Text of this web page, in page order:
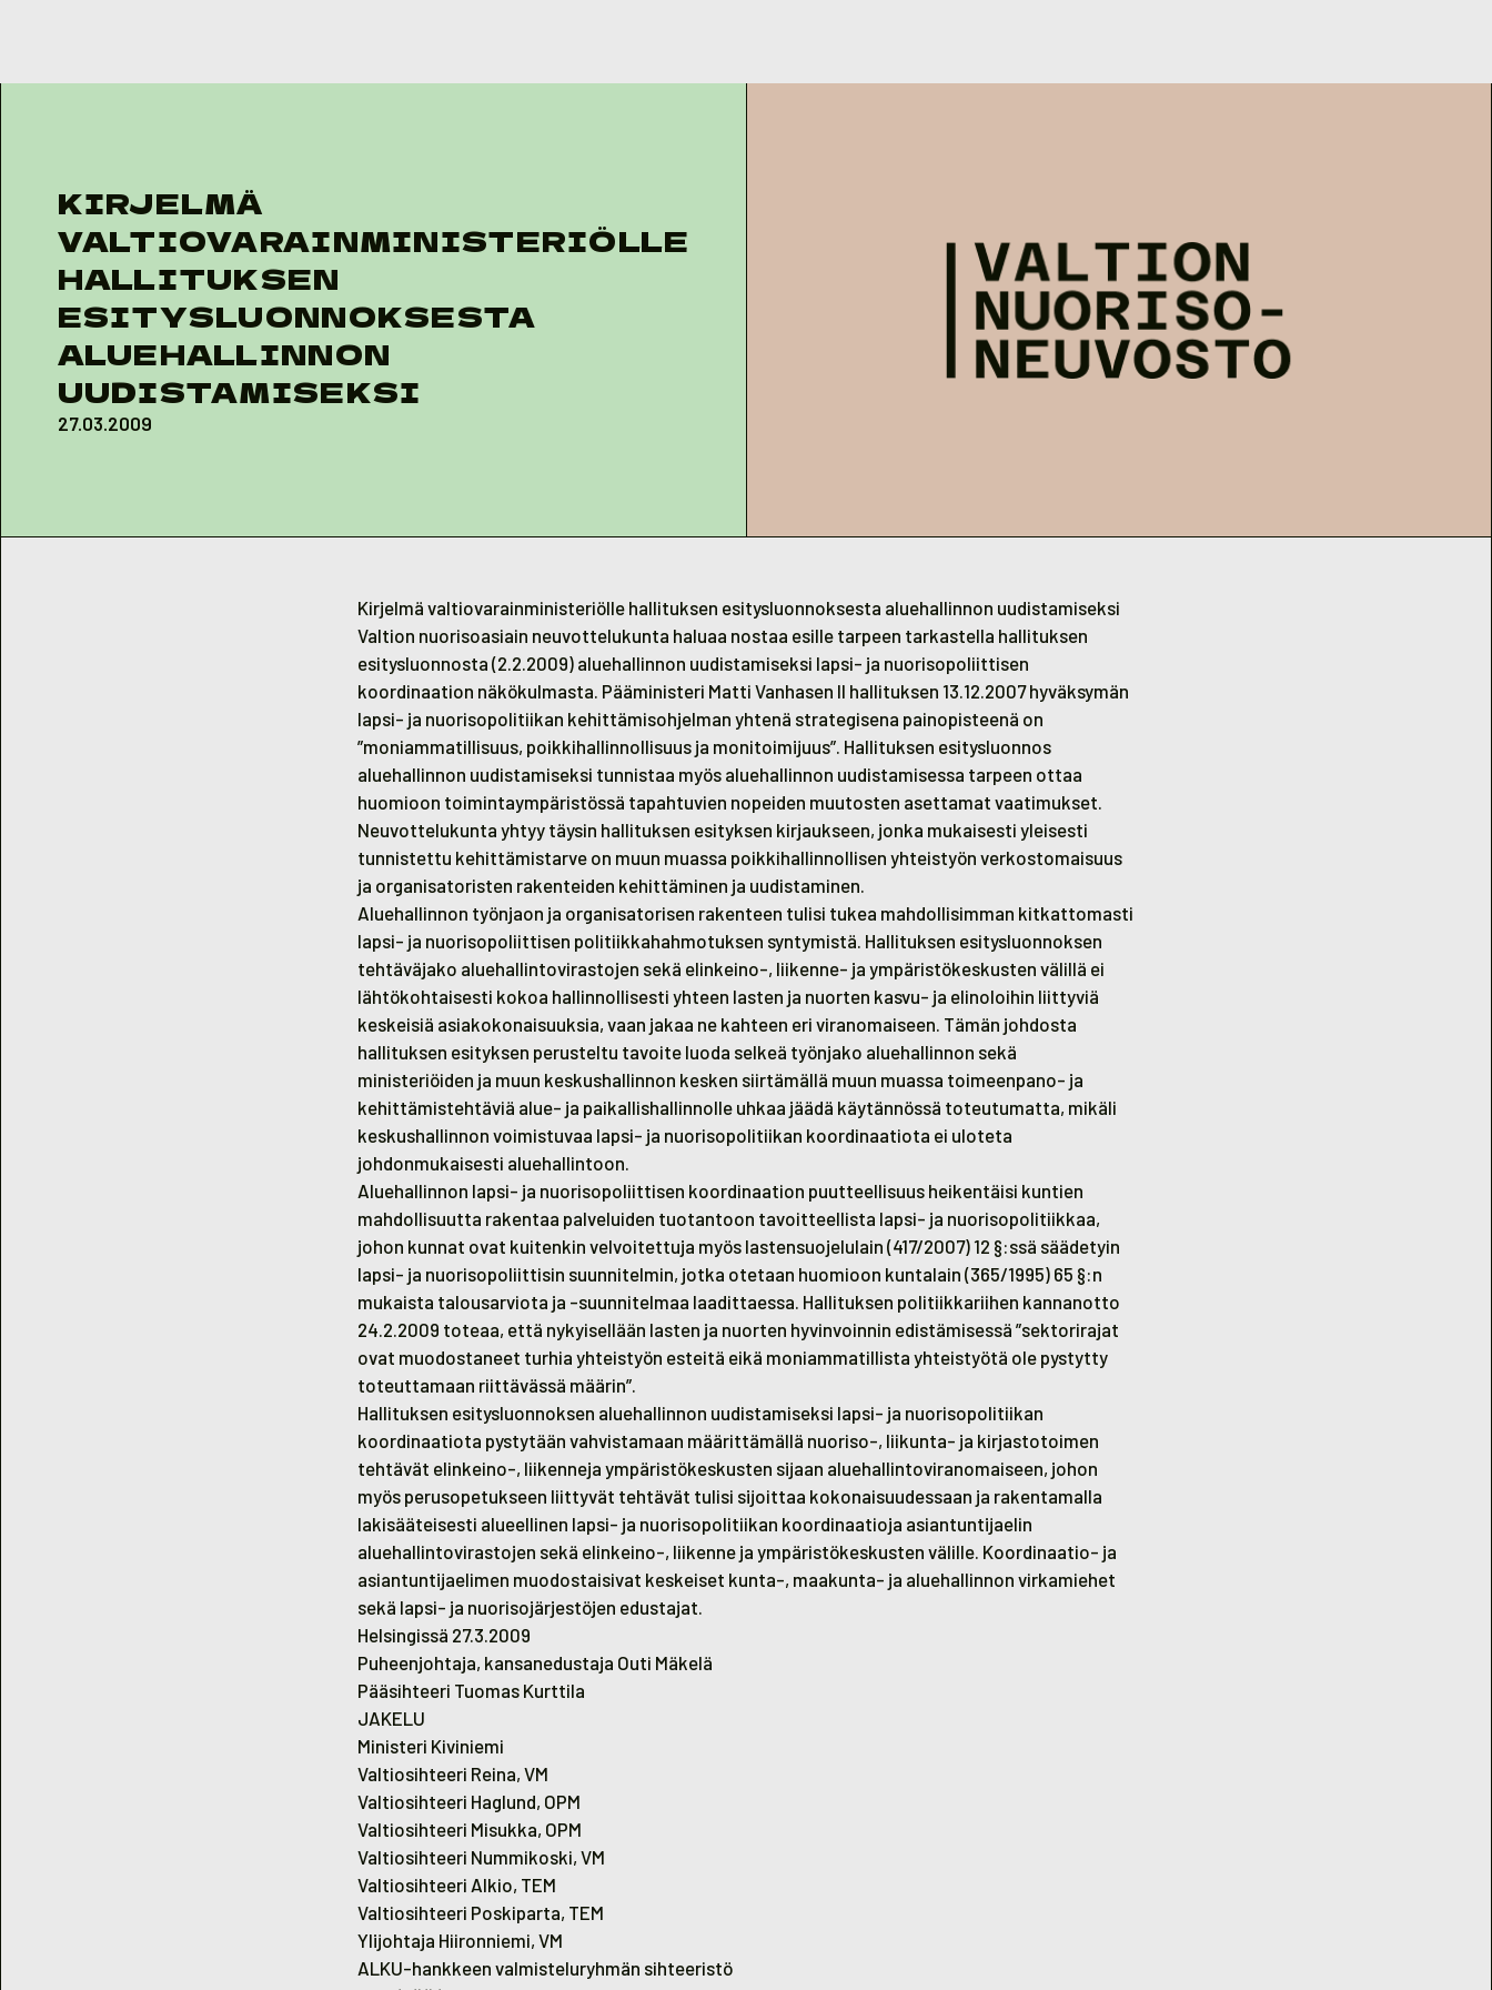
KIRJELMÄ
VALTIOVARAINMINISTERIÖLLE
HALLITUKSEN
ESITYSLUONNOKSESTA
ALUEHALLINNON
UUDISTAMISEKSI
27.03.2009
Kirjelmä valtiovarainministeriölle hallituksen esitysluonnoksesta aluehallinnon uudistamiseksi
Valtion nuorisoasiain neuvottelukunta haluaa nostaa esille tarpeen tarkastella hallituksen
esitysluonnosta (2.2.2009) aluehallinnon uudistamiseksi lapsi- ja nuorisopoliittisen
koordinaation näkökulmasta. Pääministeri Matti Vanhasen II hallituksen 13.12.2007 hyväksymän
lapsi- ja nuorisopolitiikan kehittämisohjelman yhtenä strategisena painopisteenä on
”moniammatillisuus, poikkihallinnollisuus ja monitoimijuus”. Hallituksen esitysluonnos
aluehallinnon uudistamiseksi tunnistaa myös aluehallinnon uudistamisessa tarpeen ottaa
huomioon toimintaympäristössä tapahtuvien nopeiden muutosten asettamat vaatimukset.
Neuvottelukunta yhtyy täysin hallituksen esityksen kirjaukseen, jonka mukaisesti yleisesti
tunnistettu kehittämistarve on muun muassa poikkihallinnollisen yhteistyön verkostomaisuus
ja organisatoristen rakenteiden kehittäminen ja uudistaminen.
Aluehallinnon työnjaon ja organisatorisen rakenteen tulisi tukea mahdollisimman kitkattomasti
lapsi- ja nuorisopoliittisen politiikkahahmotuksen syntymistä. Hallituksen esitysluonnoksen
tehtäväjako aluehallintovirastojen sekä elinkeino-, liikenne- ja ympäristökeskusten välillä ei
lähtökohtaisesti kokoa hallinnollisesti yhteen lasten ja nuorten kasvu- ja elinoloihin liittyviä
keskeisiä asiakokonaisuuksia, vaan jakaa ne kahteen eri viranomaiseen. Tämän johdosta
hallituksen esityksen perusteltu tavoite luoda selkeä työnjako aluehallinnon sekä
ministeriöiden ja muun keskushallinnon kesken siirtämällä muun muassa toimeenpano- ja
kehittämistehtäviä alue- ja paikallishallinnolle uhkaa jäädä käytännössä toteutumatta, mikäli
keskushallinnon voimistuvaa lapsi- ja nuorisopolitiikan koordinaatiota ei uloteta
johdonmukaisesti aluehallintoon.
Aluehallinnon lapsi- ja nuorisopoliittisen koordinaation puutteellisuus heikentäisi kuntien
mahdollisuutta rakentaa palveluiden tuotantoon tavoitteellista lapsi- ja nuorisopolitiikkaa,
johon kunnat ovat kuitenkin velvoitettuja myös lastensuojelulain (417/2007) 12 §:ssä säädetyin
lapsi- ja nuorisopoliittisin suunnitelmin, jotka otetaan huomioon kuntalain (365/1995) 65 §:n
mukaista talousarviota ja -suunnitelmaa laadittaessa. Hallituksen politiikkariihen kannanotto
24.2.2009 toteaa, että nykyisellään lasten ja nuorten hyvinvoinnin edistämisessä ”sektorirajat
ovat muodostaneet turhia yhteistyön esteitä eikä moniammatillista yhteistyötä ole pystytty
toteuttamaan riittävässä määrin”.
Hallituksen esitysluonnoksen aluehallinnon uudistamiseksi lapsi- ja nuorisopolitiikan
koordinaatiota pystytään vahvistamaan määrittämällä nuoriso-, liikunta- ja kirjastotoimen
tehtävät elinkeino-, liikenneja ympäristökeskusten sijaan aluehallintoviranomaiseen, johon
myös perusopetukseen liittyvät tehtävät tulisi sijoittaa kokonaisuudessaan ja rakentamalla
lakisääteisesti alueellinen lapsi- ja nuorisopolitiikan koordinaatioja asiantuntijaelin
aluehallintovirastojen sekä elinkeino-, liikenne ja ympäristökeskusten välille. Koordinaatio- ja
asiantuntijaelimen muodostaisivat keskeiset kunta-, maakunta- ja aluehallinnon virkamiehet
sekä lapsi- ja nuorisojärjestöjen edustajat.
Helsingissä 27.3.2009
Puheenjohtaja, kansanedustaja Outi Mäkelä
Pääsihteeri Tuomas Kurttila
JAKELU
Ministeri Kiviniemi
Valtiosihteeri Reina, VM
Valtiosihteeri Haglund, OPM
Valtiosihteeri Misukka, OPM
Valtiosihteeri Nummikoski, VM
Valtiosihteeri Alkio, TEM
Valtiosihteeri Poskiparta, TEM
Ylijohtaja Hiironniemi, VM
ALKU-hankkeen valmisteluryhmän sihteeristö